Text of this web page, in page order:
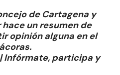
de Cartagena y
un resumen de
opinión alguna en el
Infórmate, participa y